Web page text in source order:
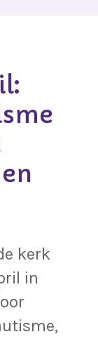
kerk
in